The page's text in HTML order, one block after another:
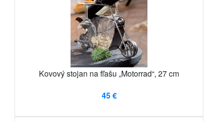
Kovový stojan na fľašu „Motorrad“, 27 cm
45 €